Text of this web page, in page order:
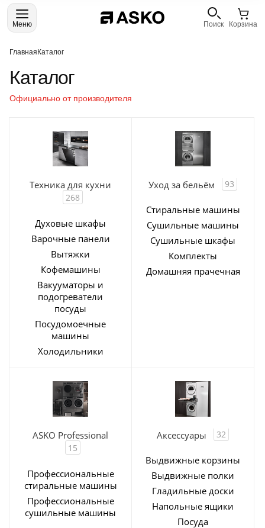
Меню Поиск Корзина
Каталог
Официально от производителя
ГлавнаяКаталог
Техника для кухни
268
Духовые шкафы
Варочные панели
Вытяжки
Кофемашины
Вакууматоры и
подогреватели
посуды
Посудомоечные
машины
Холодильники
Уход за бельём 93
Стиральные машины
Сушильные машины
Сушильные шкафы
Комплекты
Домашняя прачечная
ASKO Professional
15
Профессиональные
стиральные машины
Профессиональные
сушильные машины
Аксессуары 32
Выдвижные корзины
Выдвижные полки
Гладильные доски
Напольные ящики
Посуда